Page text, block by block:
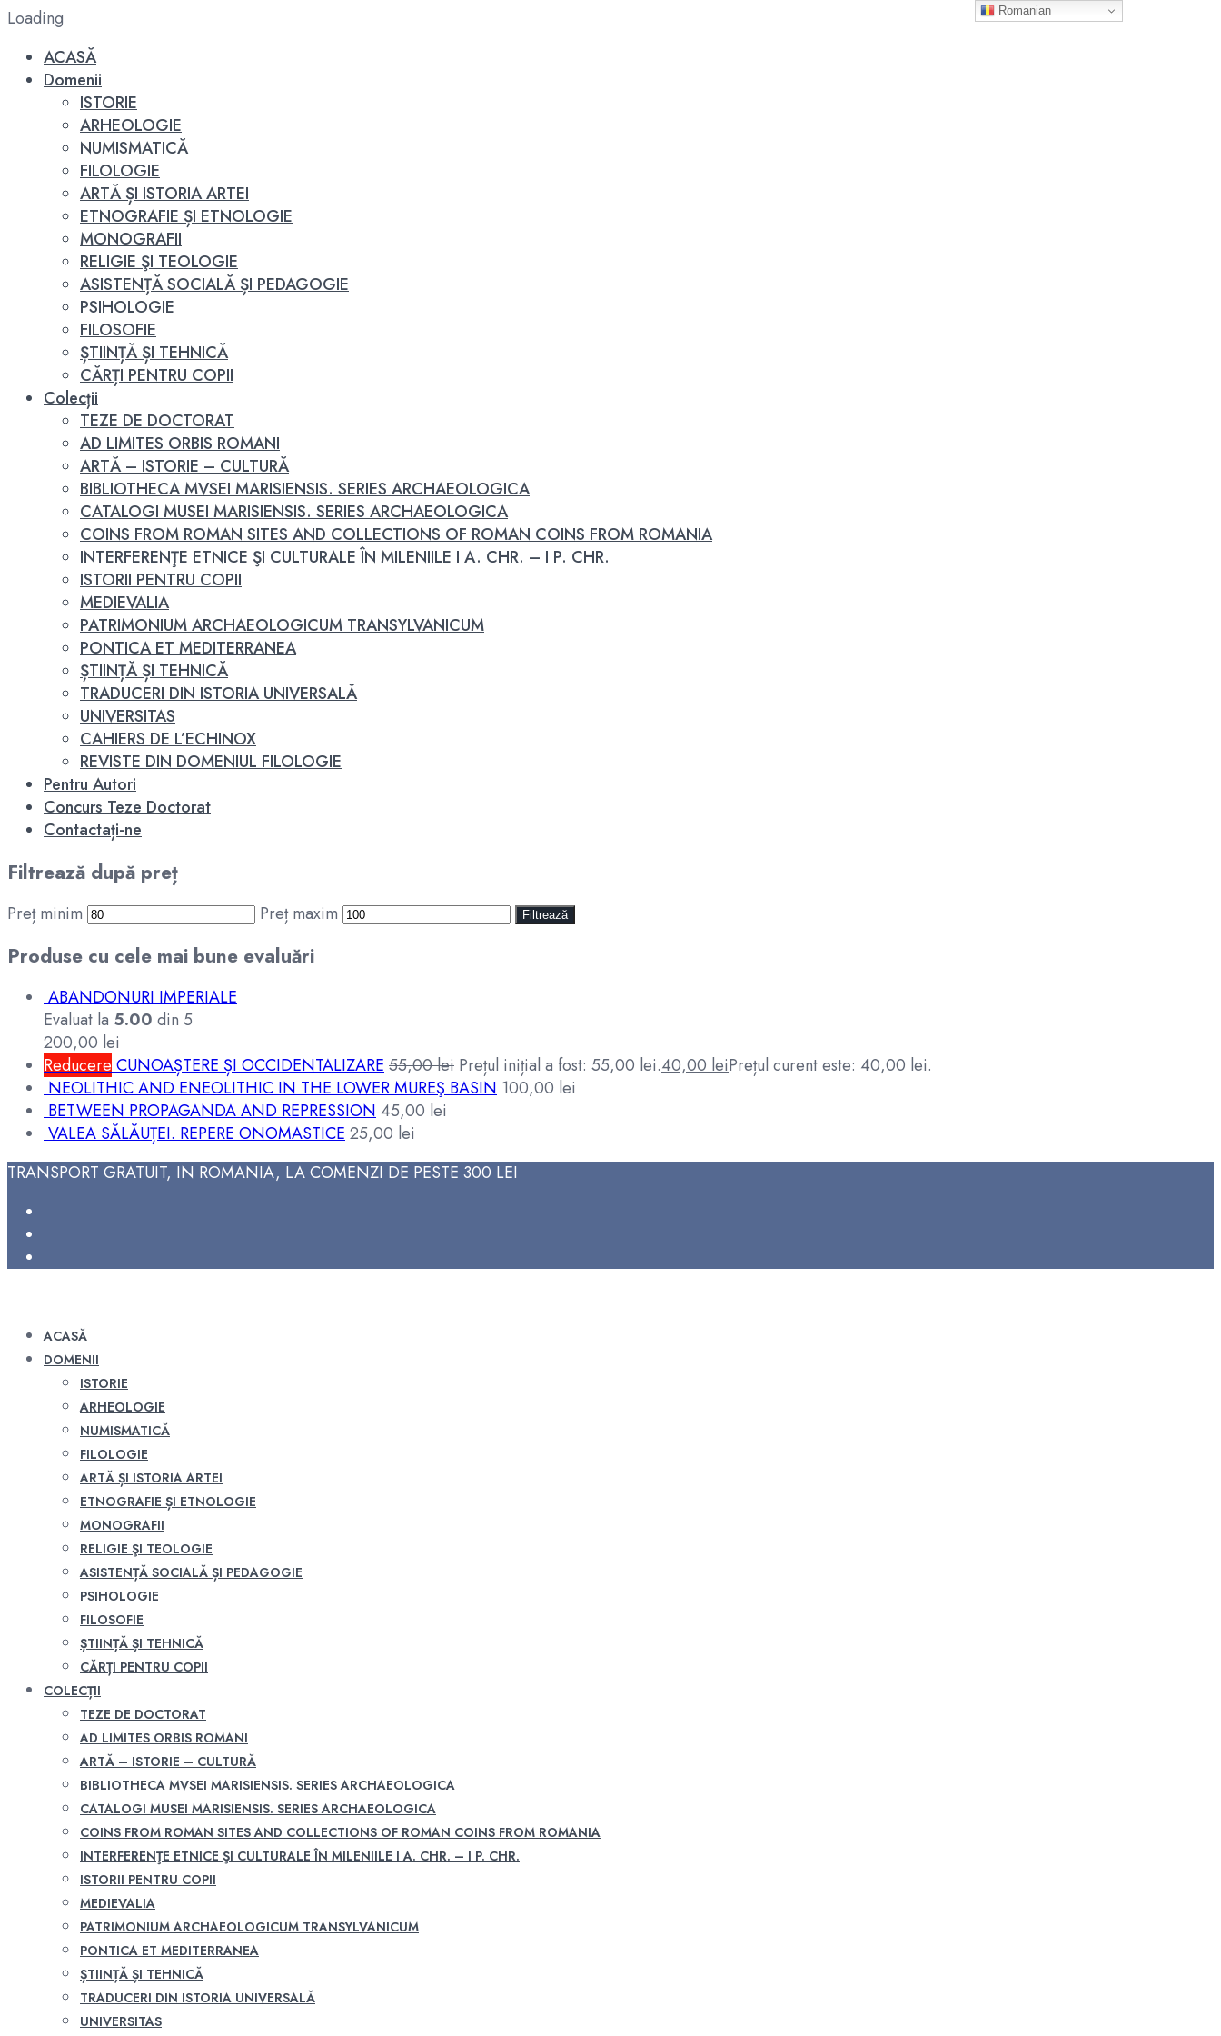
Loading
ACASĂ
Domenii
ISTORIE
ARHEOLOGIE
NUMISMATICĂ
FILOLOGIE
ARTĂ ȘI ISTORIA ARTEI
ETNOGRAFIE ȘI ETNOLOGIE
MONOGRAFII
RELIGIE ŞI TEOLOGIE
ASISTENȚĂ SOCIALĂ ȘI PEDAGOGIE
PSIHOLOGIE
FILOSOFIE
ȘTIINȚĂ ȘI TEHNICĂ
CĂRȚI PENTRU COPII
Colecții
TEZE DE DOCTORAT
AD LIMITES ORBIS ROMANI
ARTĂ – ISTORIE – CULTURĂ
BIBLIOTHECA MVSEI MARISIENSIS. SERIES ARCHAEOLOGICA
CATALOGI MUSEI MARISIENSIS. SERIES ARCHAEOLOGICA
COINS FROM ROMAN SITES AND COLLECTIONS OF ROMAN COINS FROM ROMANIA
INTERFERENŢE ETNICE ŞI CULTURALE ÎN MILENIILE I A. CHR. – I P. CHR.
ISTORII PENTRU COPII
MEDIEVALIA
PATRIMONIUM ARCHAEOLOGICUM TRANSYLVANICUM
PONTICA ET MEDITERRANEA
ȘTIINȚĂ ȘI TEHNICĂ
TRADUCERI DIN ISTORIA UNIVERSALĂ
UNIVERSITAS
CAHIERS DE L’ECHINOX
REVISTE DIN DOMENIUL FILOLOGIE
Pentru Autori
Concurs Teze Doctorat
Contactați-ne
Filtrează după preț
Preț minim Preț maxim Filtrează
Produse cu cele mai bune evaluări
ABANDONURI IMPERIALE
Evaluat la 5.00 din 5
200,00 lei
Reducere CUNOAȘTERE ȘI OCCIDENTALIZARE 55,00lei Prețul inițial a fost: 55,00 lei.40,00 leiPrețul curent este: 40,00 lei.
NEOLITHIC AND ENEOLITHIC IN THE LOWER MUREŞ BASIN 100,00 lei
BETWEEN PROPAGANDA AND REPRESSION 45,00 lei
VALEA SĂLĂUȚEI. REPERE ONOMASTICE 25,00 lei
TRANSPORT GRATUIT, IN ROMANIA, LA COMENZI DE PESTE 300 LEI
ACASĂ
DOMENII
ISTORIE
ARHEOLOGIE
NUMISMATICĂ
FILOLOGIE
ARTĂ ȘI ISTORIA ARTEI
ETNOGRAFIE ȘI ETNOLOGIE
MONOGRAFII
RELIGIE ŞI TEOLOGIE
ASISTENȚĂ SOCIALĂ ȘI PEDAGOGIE
PSIHOLOGIE
FILOSOFIE
ȘTIINȚĂ ȘI TEHNICĂ
CĂRȚI PENTRU COPII
COLECȚII
TEZE DE DOCTORAT
AD LIMITES ORBIS ROMANI
ARTĂ – ISTORIE – CULTURĂ
BIBLIOTHECA MVSEI MARISIENSIS. SERIES ARCHAEOLOGICA
CATALOGI MUSEI MARISIENSIS. SERIES ARCHAEOLOGICA
COINS FROM ROMAN SITES AND COLLECTIONS OF ROMAN COINS FROM ROMANIA
INTERFERENŢE ETNICE ŞI CULTURALE ÎN MILENIILE I A. CHR. – I P. CHR.
ISTORII PENTRU COPII
MEDIEVALIA
PATRIMONIUM ARCHAEOLOGICUM TRANSYLVANICUM
PONTICA ET MEDITERRANEA
ȘTIINȚĂ ȘI TEHNICĂ
TRADUCERI DIN ISTORIA UNIVERSALĂ
UNIVERSITAS
Romanian